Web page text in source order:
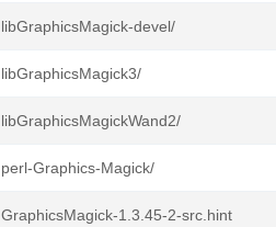
libGraphicsMagick-devel/
libGraphicsMagick3/
libGraphicsMagickWand2/
perl-Graphics-Magick/
GraphicsMagick-1.3.45-2-src.hint